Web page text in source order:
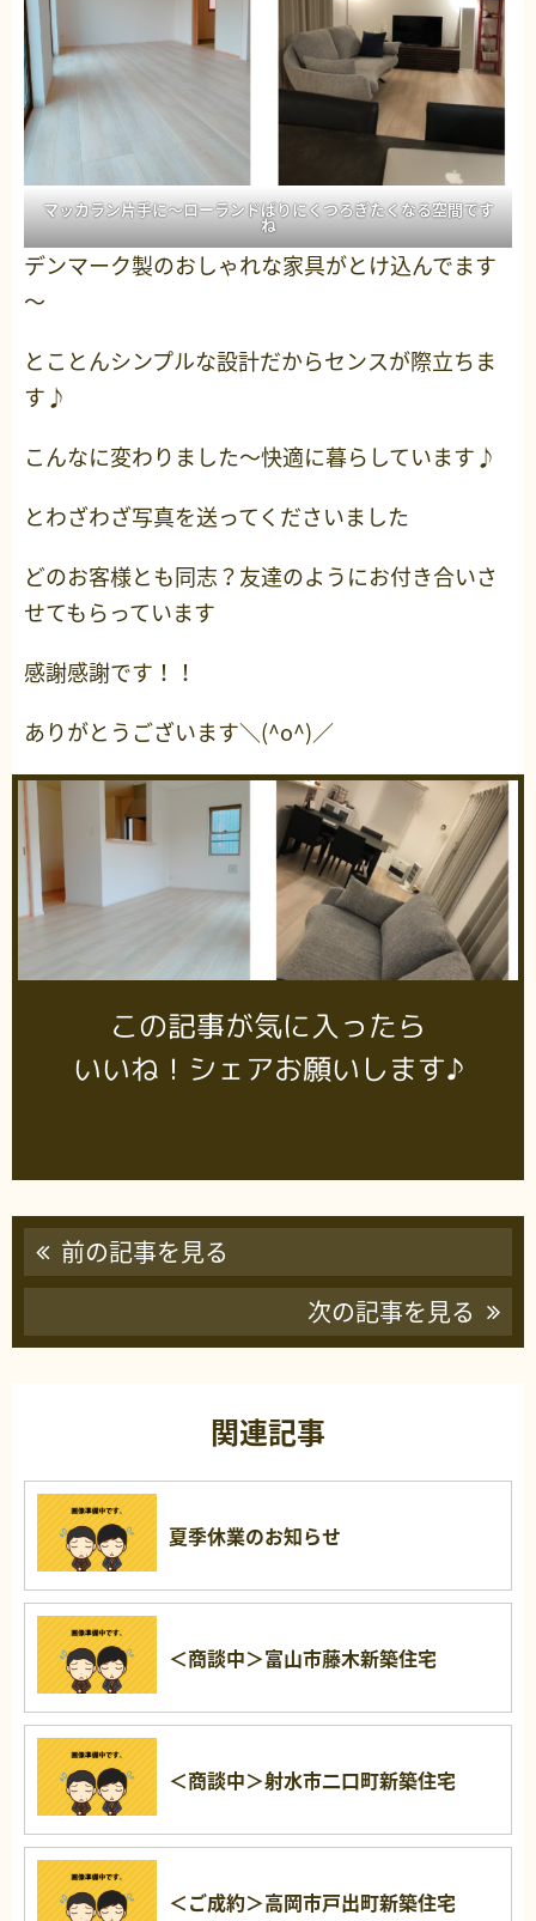
マッカラン片手に～ローランドばりにくつろぎたくなる空間です
ね
デンマーク製のおしゃれな家具がとけ込んでます
～
とことんシンプルな設計だからセンスが際立ちま
す♪
こんなに変わりました～快適に暮らしています♪
とわざわざ写真を送ってくださいました
どのお客様とも同志？友達のようにお付き合いさ
せてもらっています
感謝感謝です！！
ありがとうございます＼(^o^)／
この記事が気に入ったら
いいね！シェアお願いします♪
前の記事を見る
次の記事を見る
関連記事
夏季休業のお知らせ
＜商談中＞富山市藤木新築住宅
＜商談中＞射水市二口町新築住宅
＜ご成約＞高岡市戸出町新築住宅